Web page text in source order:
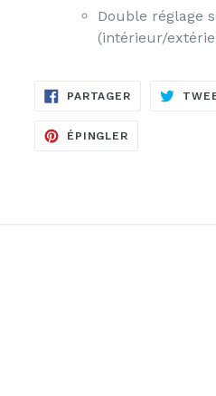
Double réglage
(intérieur/
PARTAGER PARTAGER
ÉPINGLER